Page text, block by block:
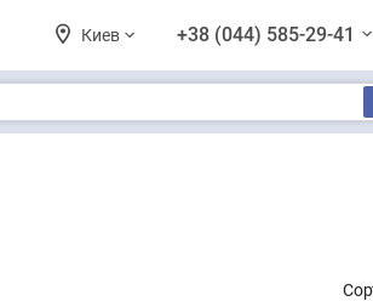
Киев +38 (044) 585-29-41